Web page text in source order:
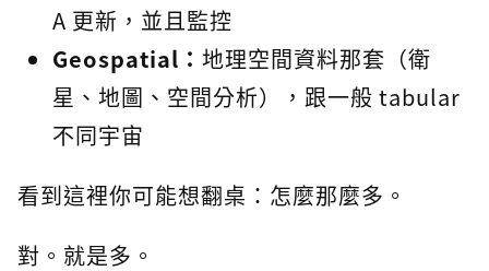
A 更新，並且監控
Geospatial： 地理空間資料那套（衛
星、地圖、空間分析），跟一般 tabular
不同宇宙
看到這裡你可能想翻桌：怎麼那麼多。
對。就是多。